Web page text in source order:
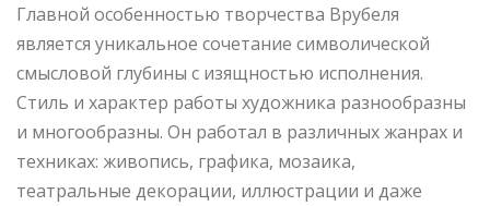
Главной особенностью творчества Врубеля
является уникальное сочетание символической
смысловой глубины с изящностью исполнения.
Стиль и характер работы художника разнообразны
и многообразны. Он работал в различных жанрах и
техниках: живопись, графика, мозаика,
театральные декорации, иллюстрации и даже